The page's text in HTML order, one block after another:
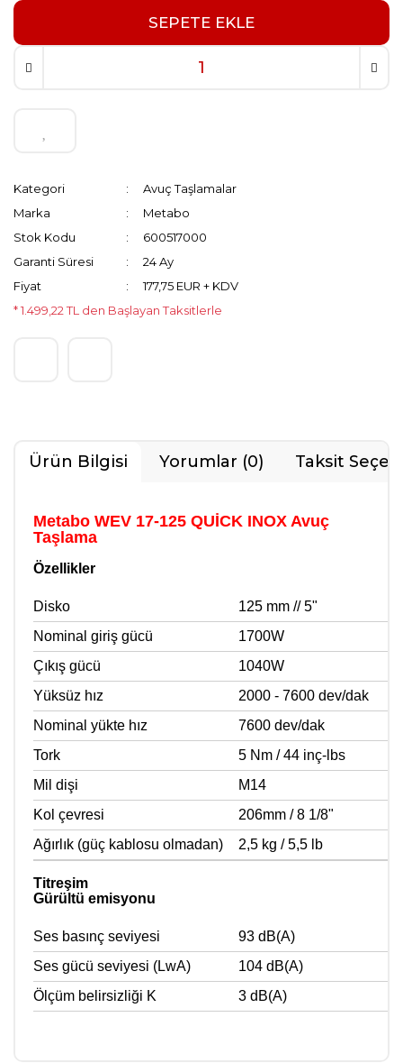
SEPETE EKLE
Kategori
Avuç Taşlamalar
Marka
Metabo
Stok Kodu
600517000
Garanti Süresi
24 Ay
Fiyat
177,75 EUR + KDV
* 1.499,22 TL den Başlayan Taksitlerle
Ürün Bilgisi Yorumlar (0) Taksit
Metabo WEV 17-125 QUİCK INOX Avuç
Taşlama
Özellikler
Disko
125 mm // 5"
Nominal giriş gücü
1700W
Çıkış gücü
1040W
Yüksüz hız
2000 - 7600 dev/dak
Nominal yükte hız
7600 dev/dak
Tork
5 Nm / 44 inç-lbs
Mil dişi
M14
Kol çevresi
206mm / 8 1/8"
Ağırlık (güç kablosu olmadan)
2,5 kg / 5,5 lb
Titreşim
Gürültü emisyonu
Ses basınç seviyesi
93 dB(A)
Ses gücü seviyesi (LwA)
104 dB(A)
Ölçüm belirsizliği K
3 dB(A)